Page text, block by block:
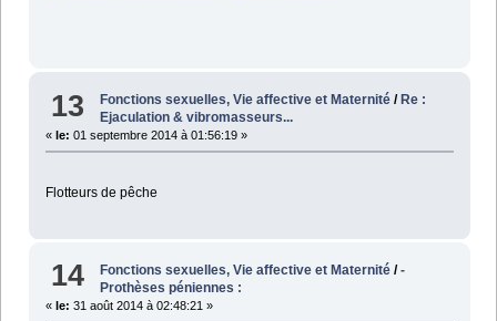
13 Fonctions sexuelles, Vie affective et Maternité / Re :
Ejaculation & vibromasseurs...
« le: 01 septembre 2014 à 01:56:19 »
Flotteurs de pêche
14 Fonctions sexuelles, Vie affective et Maternité /-
Prothèses péniennes :
« le: 31 août 2014 à 02:48:21 »